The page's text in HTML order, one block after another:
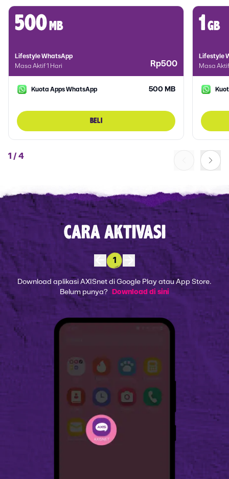
500 mb
Lifestyle WhatsApp
Masa Aktif 1 Hari
Rp500
Kuota Apps WhatsApp 500 MB
BELI
1 gb
Lifestyle
Masa
1 / 4
CARA AKTIVASI
1
Download aplikasi AXISnet di Google Play atau App Store.
Belum punya?
Download di sini